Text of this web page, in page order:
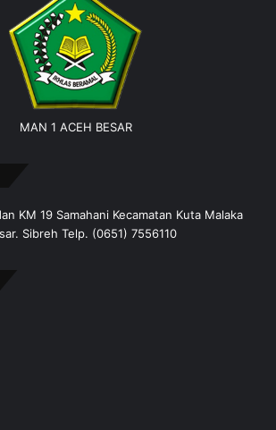
MAN 1 ACEH BESAR
KM 19 Samahani Kecamatan Kuta Malaka
Sibreh Telp. (0651) 7556110